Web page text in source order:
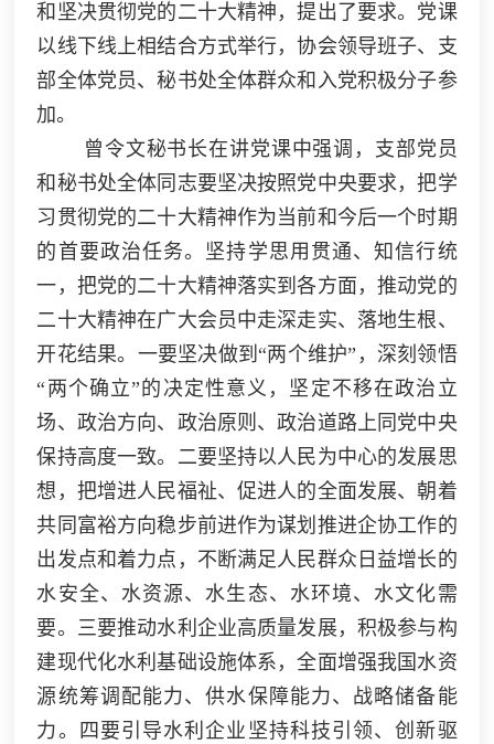
和坚决贯彻党的二十大精神，提出了要求。党课
以线下线上相结合方式举行，协会领导班子、支
部全体党员、秘书处全体群众和入党积极分子参
加。
曾令文秘书长在讲党课中强调，支部党员
和秘书处全体同志要坚决按照党中央要求，把学
习贯彻党的二十大精神作为当前和今后一个时期
的首要政治任务。坚持学思用贯通、知信行统
一，把党的二十大精神落实到各方面，推动党的
二十大精神在广大会员中走深走实、落地生根、
开花结果。一要坚决做到 “两个维护”，深刻领悟
“两个确立”的决定性意义，坚定不移在政治立
场、政治方向、政治原则、政治道路上同党中央
保持高度一致。二要坚持以人民为中心的发展思
想，把增进人民福祉、促进人的全面发展、朝着
共同富裕方向稳步前进作为谋划推进企协工作的
出发点和着力点，不断满足人民群众日益增长的
水安全、水资源、水生态、水环境、水文化需
要。三要推动水利企业高质量发展，积极参与构
建现代化水利基础设施体系，全面增强我国水资
源统筹调配能力、供水保障能力、战略储备能
力。四要引导水利企业坚持科技引领、创新驱